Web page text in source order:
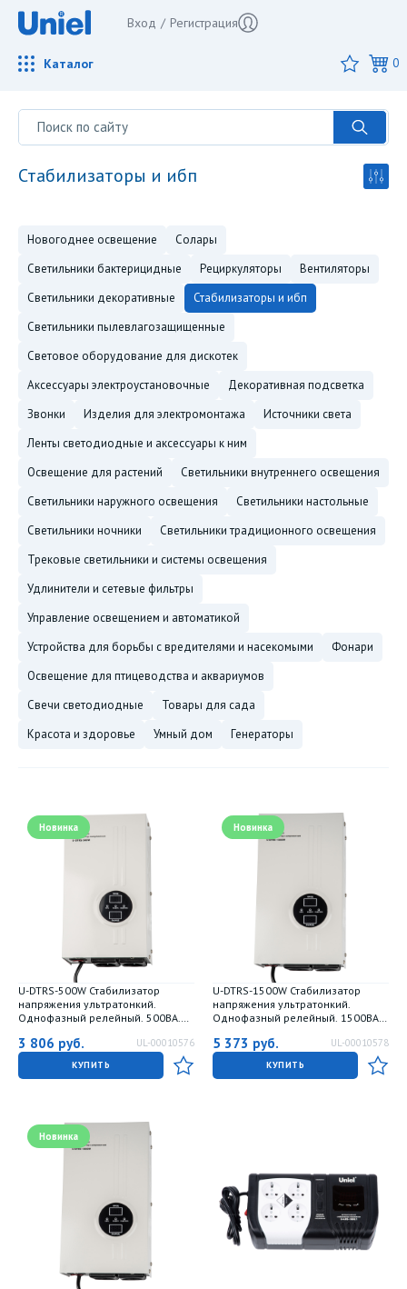
Вход / Регистрация
Каталог 0
стабилизаторы и ибп
новогоднее освещение
солары
светильники бактерицидные
рециркуляторы
вентиляторы
светильники декоративные
стабилизаторы и ибп
светильники пылевлагозащищенные
световое оборудование для дискотек
аксессуары электроустановочные
декоративная подсветка
звонки
изделия для электромонтажа
источники света
ленты светодиодные и аксессуары к ним
освещение для растений
светильники внутреннего освещения
светильники наружного освещения
светильники настольные
светильники ночники
светильники традиционного освещения
трековые светильники и системы освещения
удлинители и сетевые фильтры
управление освещением и автоматикой
устройства для борьбы с вредителями и насекомыми
фонари
освещение для птицеводства и аквариумов
свечи светодиодные
товары для сада
красота и здоровье
умный дом генераторы
Новинка
U-DTRS-500W Стабилизатор
напряжения ультратонкий.
Однофазный релейный. 500ВА.
3 806 руб. UL-00010576
КУПИТЬ
Новинка
U-DTRS-1500W Стабилизатор
напряжения ультратонкий.
Однофазный релейный. 1500ВА.
5 373 руб. UL-00010578
КУПИТЬ
Новинка